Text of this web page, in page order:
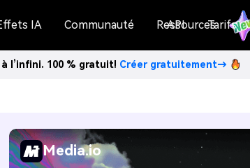
IA Communauté Ressources
API Tarifs
l’infini. 100 % gratuit! Créer gratuitement→
Media.io